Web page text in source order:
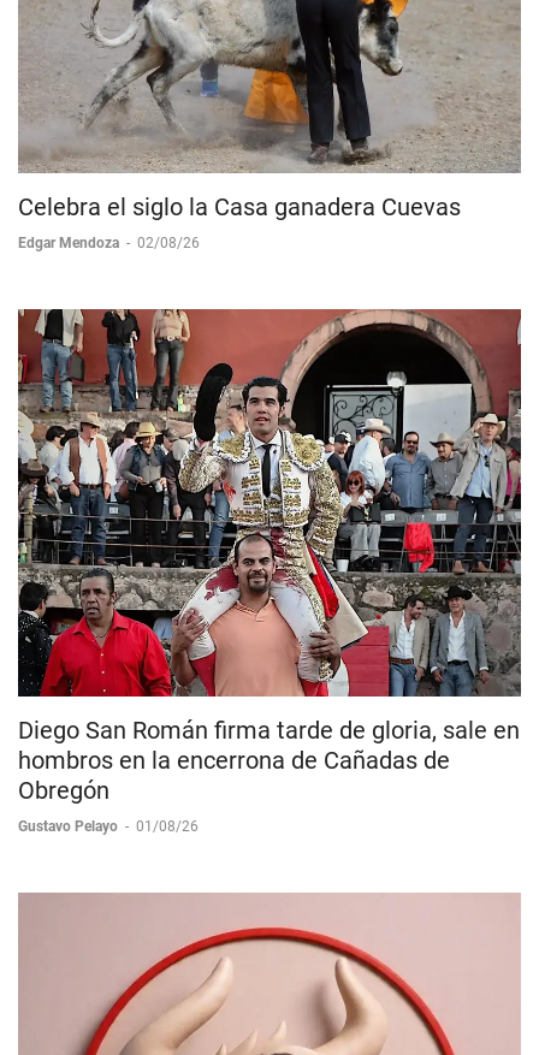
Celebra el siglo la Casa ganadera Cuevas
Edgar Mendoza - 02/08/26
Diego San Román firma tarde de gloria, sale en
hombros en la encerrona de Cañadas de
Obregón
Gustavo Pelayo - 01/08/26